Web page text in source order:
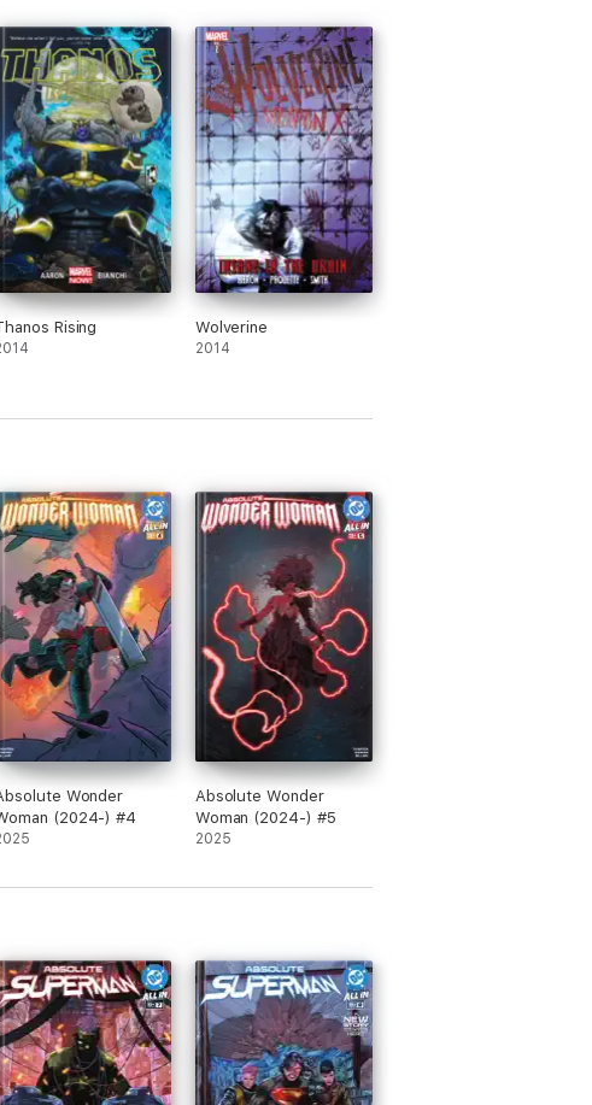
Rising Wolverine
2014
Wonder
(2024-) #4
Absolute Wonder
Woman (2024-) #5
2025